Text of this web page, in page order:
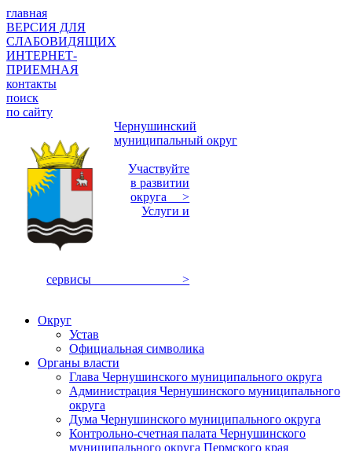
главная
ВЕРСИЯ ДЛЯ
СЛАБОВИДЯЩИХ
ИНТЕРНЕТ-
ПРИЕМНАЯ
контакты
поиск
по сайту
Чернушинский
муниципальный округ
Участвуйте
в развитии
округа >
Услуги и
сервисы >
Округ
Устав
Официальная символика
Органы власти
Глава Чернушинского муниципального округа
Администрация Чернушинского муниципального
округа
Дума Чернушинского муниципального округа
Контрольно-счетная палата Чернушинского
муниципального округа Пермского края